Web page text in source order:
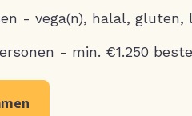
- vega(n), halal, gluten,
- min. €1.250